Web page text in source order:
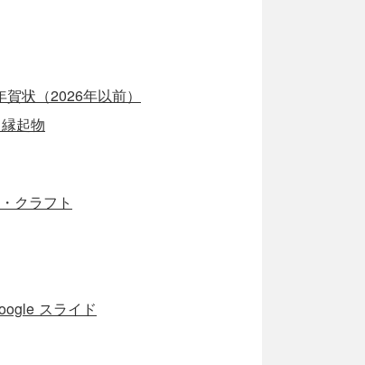
賀状（2026年以前）
起物
クラフト
スライド